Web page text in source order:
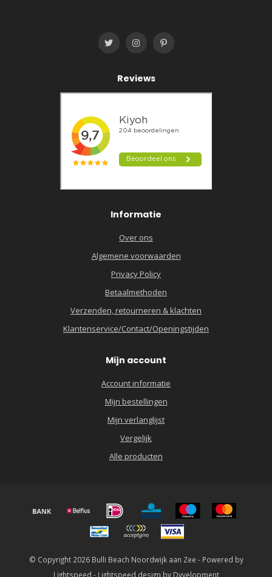
Reviews
Informatie
Over ons
Algemene voorwaarden
Privacy Policy
Betaalmethoden
Verzenden, retourneren & klachten
Klantenservice/Contact/Openingstijden
Mijn account
Account informatie
Mijn bestellingen
Mijn verlanglijst
Vergelijk
Alle producten
© Copyright 2026 Bulli Beach Noordwijk aan Zee - Powered by
Lightspeed - Lightspeed design by Dyvelopment